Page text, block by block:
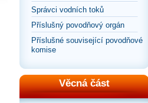
Správci vodních toků
Příslušný povodňový orgán
Příslušné související povodňové
komise
Věcná část